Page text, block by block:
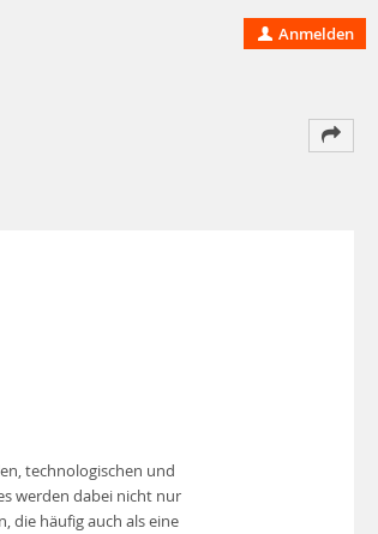
Anmelden
technologischen und
werden dabei nicht nur
die häufig auch als eine